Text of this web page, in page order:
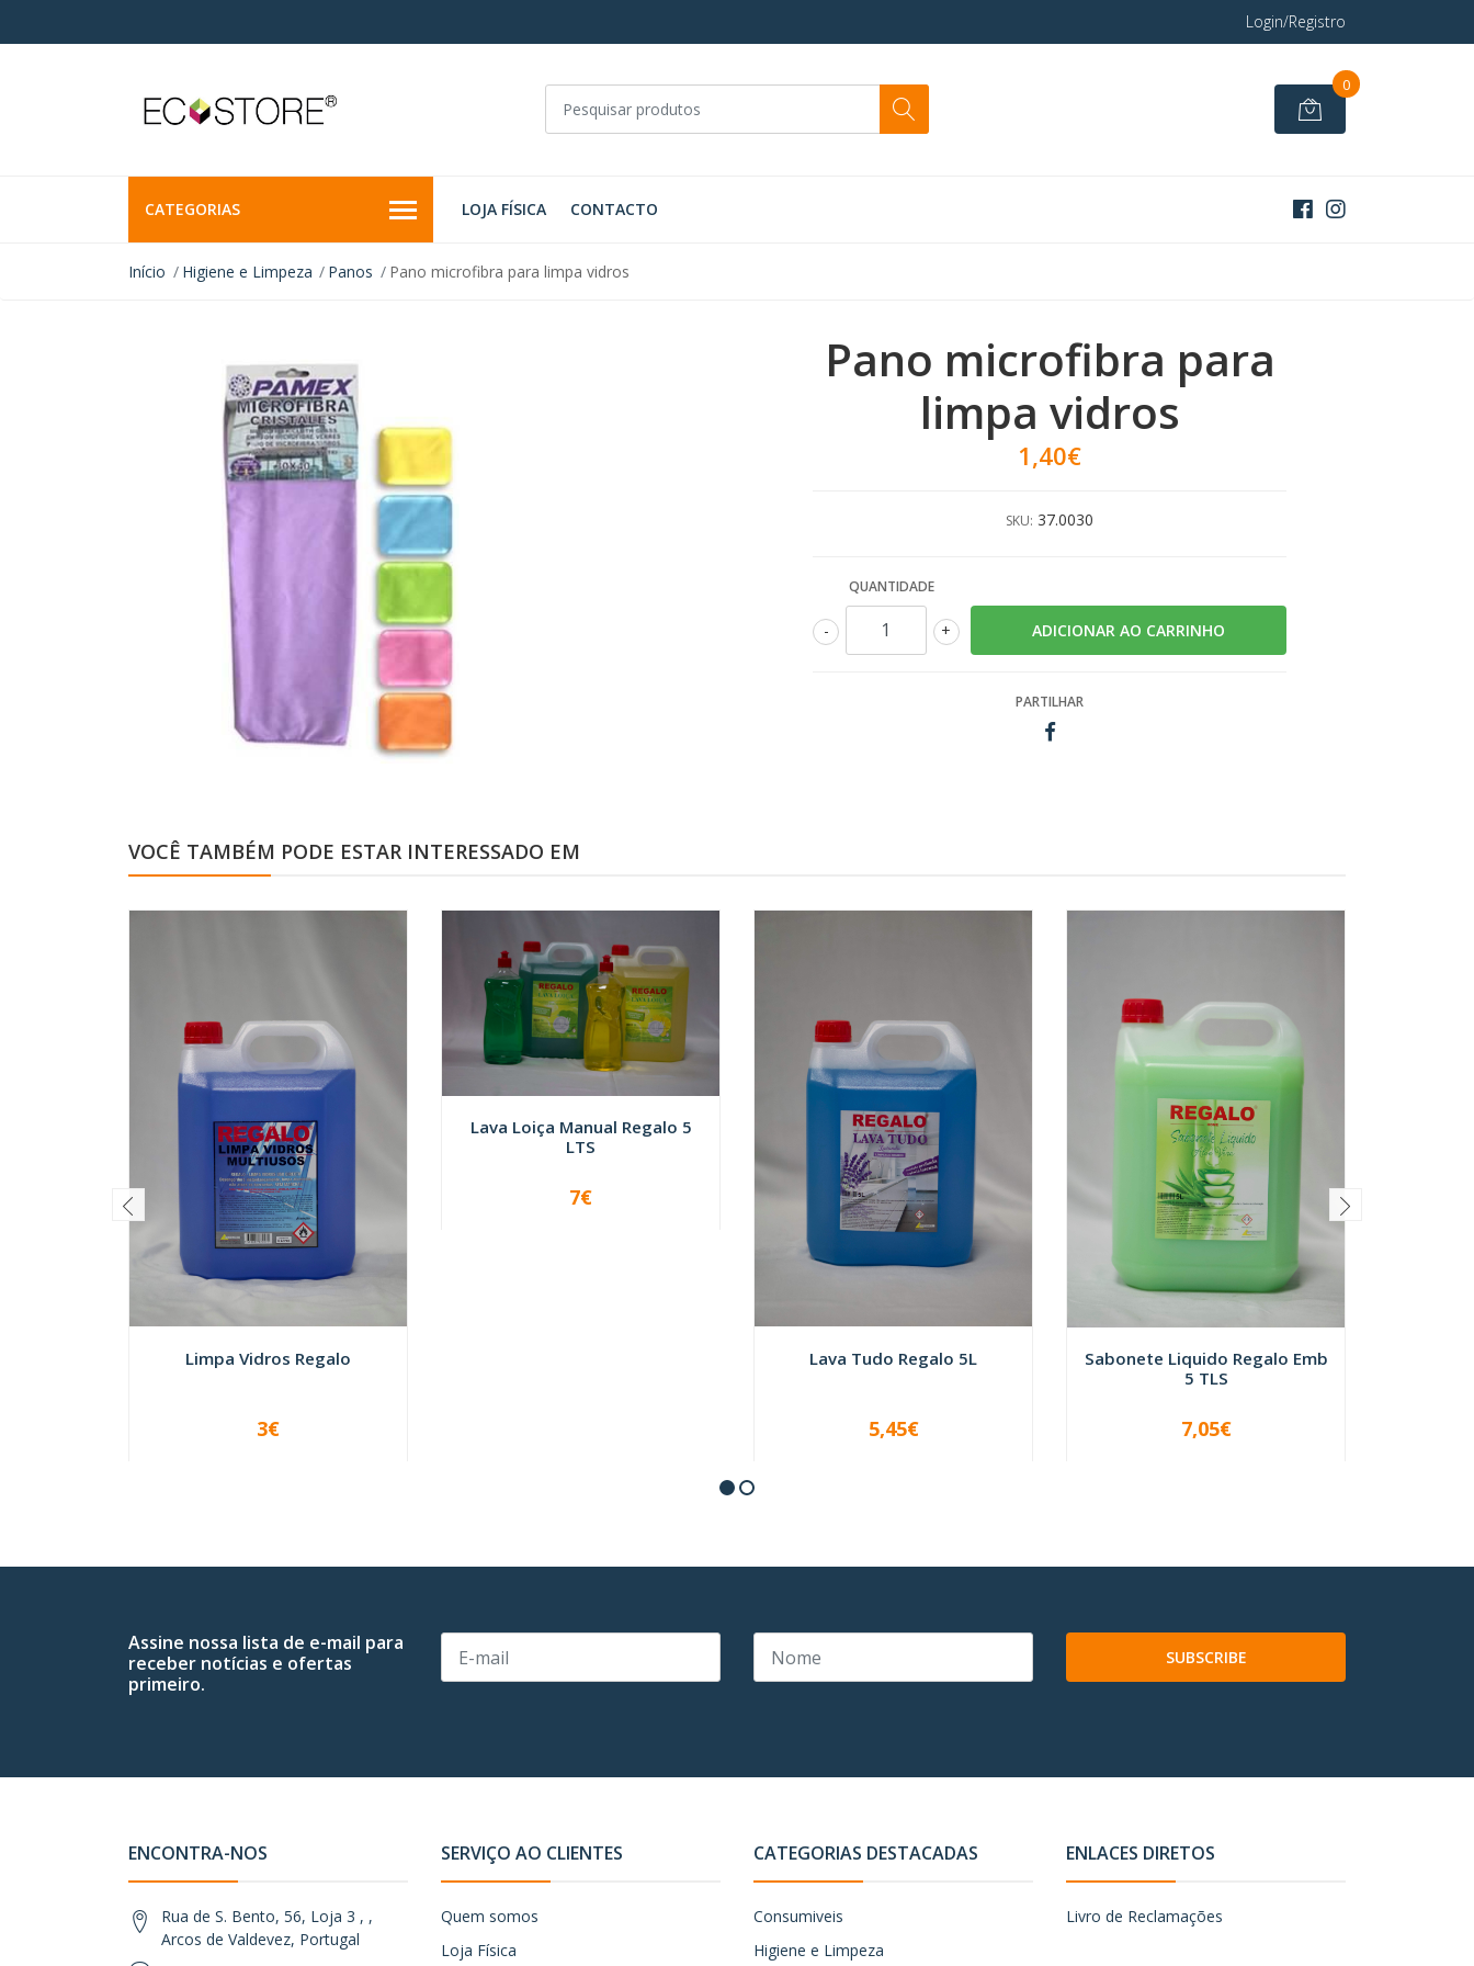
Login/Registro
0
CATEGORIAS LOJA FÍSICA CONTACTO
Início Higiene e Limpeza Panos Pano microfibra para limpa vidros
Pano microfibra para
limpa vidros
1,40€
SKU: 37.0030
QUANTIDADE
+
-
PARTILHAR
VOCÊ TAMBÉM PODE ESTAR INTERESSADO EM
Limpa Vidros Regalo
VER OPÇÕES
3€
Lava Loiça Manual Regalo 5
LTS
7€
Lava Tudo Regalo 5L
VER OPÇÕES
5,45€
Sabonete Liquido Regalo Emb
5 TLS
VER OPÇÕES
7,05€
Assine nossa lista de e-mail para
receber notícias e ofertas
primeiro.
SUBSCRIBE
ENCONTRA-NOS
Rua de S. Bento, 56, Loja 3 , ,
Arcos de Valdevez, Portugal
SERVIÇO AO CLIENTES
Quem somos
Loja Física
CATEGORIAS DESTACADAS
Consumiveis
Higiene e Limpeza
ENLACES DIRETOS
Livro de Reclamações